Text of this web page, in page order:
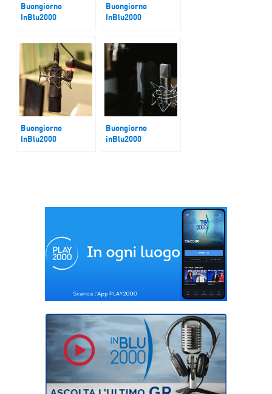
Buongiorno
InBlu2000
Buongiorno
InBlu2000
Buongiorno
InBlu2000
Buongiorno
inBlu2000